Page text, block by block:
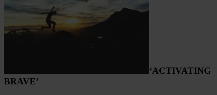
‘ACTIVATING
BRAVE’